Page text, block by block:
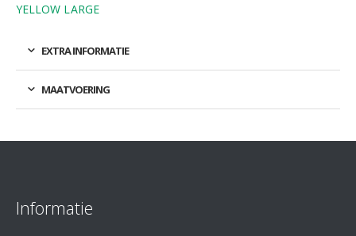
YELLOW LARGE
EXTRA INFORMATIE
MAATVOERING
Informatie